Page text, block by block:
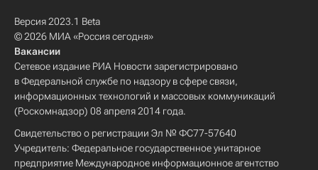
Версия 2023.1 Beta
© 2026 МИА «Россия сегодня»
Вакансии
Сетевое издание РИА Новости зарегистрировано
в Федеральной службе по надзору в сфере связи,
информационных технологий и массовых коммуникаций
(Роскомнадзор) 08 апреля 2014 года.
Свидетельство о регистрации Эл № ФС77-57640
Учредитель: Федеральное государственное унитарное
предприятие Международное информационное агентство